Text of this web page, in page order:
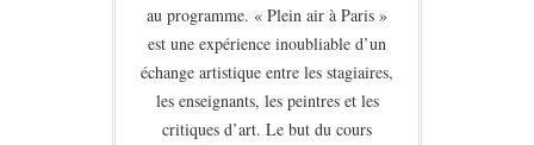
au programme. « Plein air à Paris »
est une expérience inoubliable d’un
échange artistique entre les stagiaires,
les enseignants, les peintres et les
critiques d’art. Le but du cours